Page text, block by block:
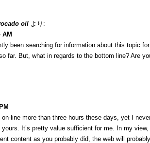
oil より:
AM
been searching for information about this topic
far. But, what in regards to the bottom line? Are
on-line more than three hours these days, yet I
It’s pretty value sufficient for me. In my
content as you probably did, the web will